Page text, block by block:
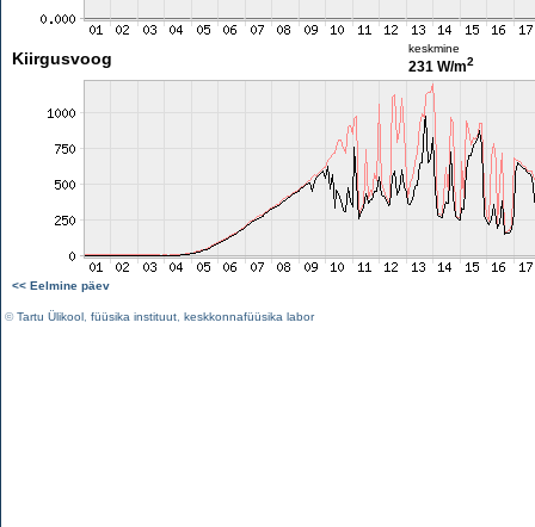
Kiirgusvoog
keskmine
231 W/m2
<< Eelmine päev
©Tartu Ülikool füüsika instituut keskkonnafüüsika labor